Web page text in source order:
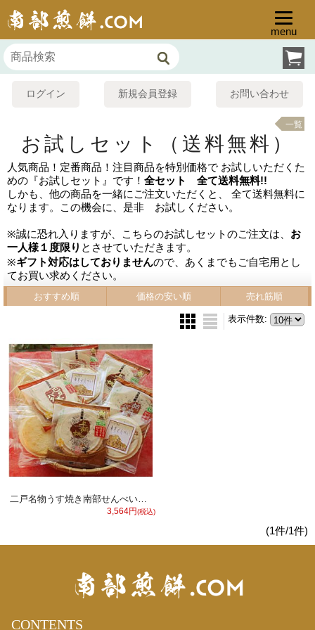
ログイン 新規会員登録 お問い合わせ
menu
お試しセット（送料無料）
人気商品！定番商品！注目商品を特別価格で お試しいただくた
めの『お試しセット』です！ 全セット 全て送料無料!!
しかも、他の商品を一緒にご注文いただくと、 全て送料無料に
なります。この機会に、是非 お試しください。
※誠に恐れ入りますが、こちらのお試しセットのご注文は、 お
一人様１度限り とさせていただきます。
※ギフト対応はしておりませんので、あくまでもご自宅用とし
てお買い求めください。
一覧
おすすめ順 価格の安い順 売れ筋順
表示件数:
二戸名物うす焼き南部せんべいセット（52枚入り）（送料無料！）
3,564円(税込)
(1件/1件)
CONTENTS